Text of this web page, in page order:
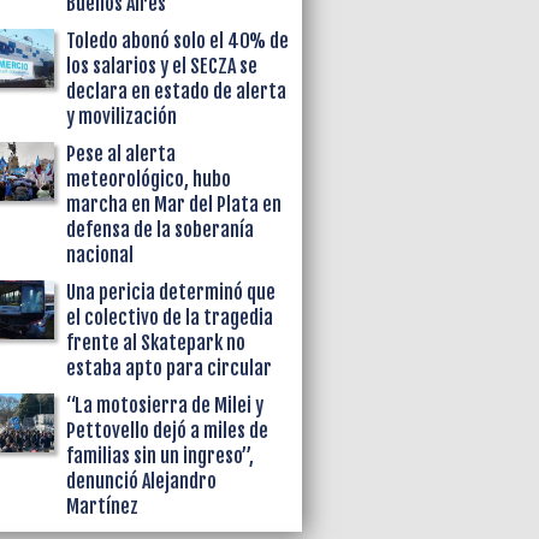
Toledo abonó solo el 40% de
los salarios y el SECZA se
declara en estado de alerta
y movilización
Pese al alerta
meteorológico, hubo
marcha en Mar del Plata en
defensa de la soberanía
nacional
Una pericia determinó que
el colectivo de la tragedia
frente al Skatepark no
estaba apto para circular
“La motosierra de Milei y
Pettovello dejó a miles de
familias sin un ingreso”,
denunció Alejandro
Martínez